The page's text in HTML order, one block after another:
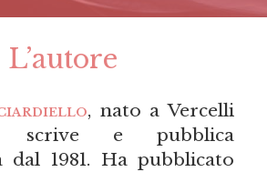
L’autore
, nato a Vercelli
scrive e pubblica
dal 1981. Ha pubblicato